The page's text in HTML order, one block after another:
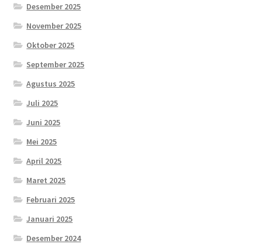
Desember 2025
November 2025
Oktober 2025
September 2025
Agustus 2025
Juli 2025
Juni 2025
Mei 2025
April 2025
Maret 2025
Februari 2025
Januari 2025
Desember 2024